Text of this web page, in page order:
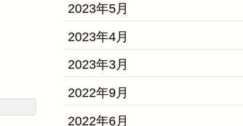
2023年5月
2023年4月
2023年3月
2022年9月
2022年6月